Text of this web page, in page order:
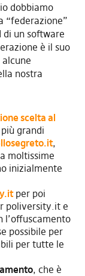
dobbiamo
“federazione”
di un software
è il suo
nostra
scelta al
grandi
,
moltissime
inizialmente
per poi
poliversity.it e
l’offuscamento
possibile per
per tutte le
, che è